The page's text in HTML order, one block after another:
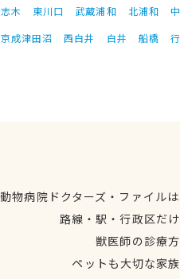
志木 東川口 武蔵浦和 北浦和
京成津田沼 西白井 白井 船橋
動物病院ドクターズ・ファイル
路線・駅・行政区だ
獣医師の診療
ペットも大切な家